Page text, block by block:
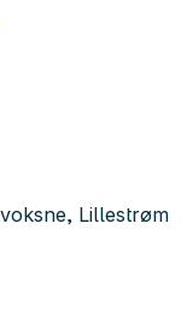
Lillestrøm